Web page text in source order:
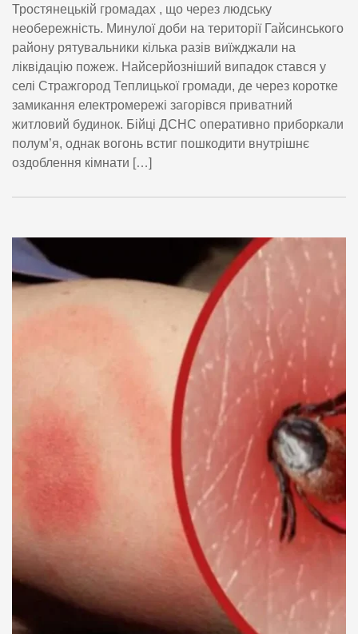
Тростянецькій громадах , що через людську
необережність. Минулої доби на території Гайсинського
району рятувальники кілька разів виїжджали на
ліквідацію пожеж. Найсерйозніший випадок стався у
селі Стражгород Теплицької громади, де через коротке
замикання електромережі загорівся приватний
житловий будинок. Бійці ДСНС оперативно приборкали
полум’я, однак вогонь встиг пошкодити внутрішнє
оздоблення кімнати […]